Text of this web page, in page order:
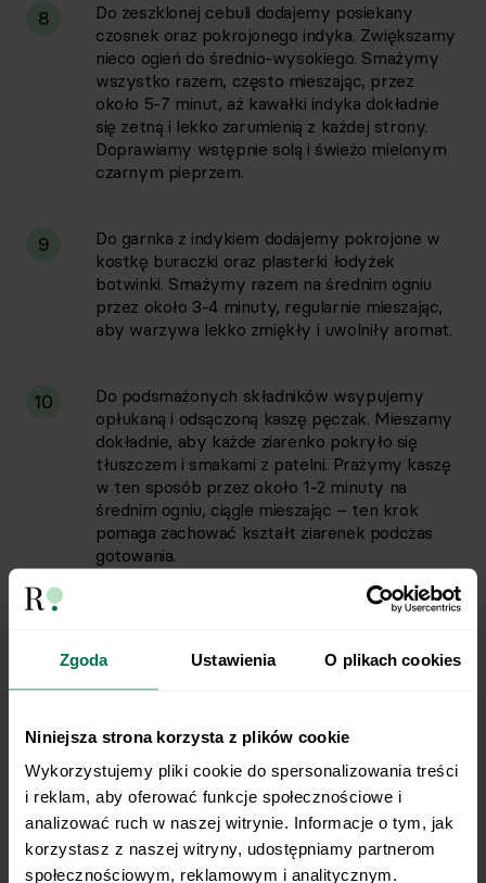
Zgoda Ustawienia O plikach cookies
Niniejsza strona korzysta z plików cookie
Wykorzystujemy pliki cookie do spersonalizowania treści
i reklam, aby oferować funkcje społecznościowe i
analizować ruch w naszej witrynie. Informacje o tym, jak
korzystasz z naszej witryny, udostępniamy partnerom
społecznościowym, reklamowym i analitycznym.
8
Do zeszklonej cebuli dodajemy posiekany
czosnek oraz pokrojonego indyka. Zwiększamy
nieco ogień do średnio-wysokiego. Smażymy
wszystko razem, często mieszając, przez
około 5-7 minut, aż kawałki indyka dokładnie
się zetną i lekko zarumienią z każdej strony.
Doprawiamy wstępnie solą i świeżo mielonym
czarnym pieprzem.
9
Do garnka z indykiem dodajemy pokrojone w
kostkę buraczki oraz plasterki łodyżek
botwinki. Smażymy razem na średnim ogniu
przez około 3-4 minuty, regularnie mieszając,
aby warzywa lekko zmiękły i uwolniły aromat.
10
Do podsmażonych składników wsypujemy
opłukaną i odsączoną kaszę pęczak. Mieszamy
dokładnie, aby każde ziarenko pokryło się
tłuszczem i smakami z patelni. Prażymy kaszę
w ten sposób przez około 1-2 minuty na
średnim ogniu, ciągle mieszając – ten krok
pomaga zachować kształt ziarenek podczas
gotowania.
chochli na raz. Dodajemy rozmaryn, liść
laurowy oraz ziele angielskie. Każdą kolejną
poprzednia zostanie niemal całkowicie
bulionu dokładnie mieszamy kaszotto, aby
zapobiec przywieraniu.
12
Kontynuujemy dodawanie bulionu i mieszanie